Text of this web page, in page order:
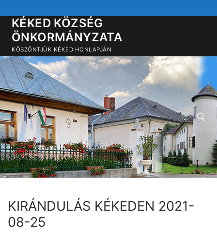
a
tartalomra
KÉKED KÖZSÉG
ÖNKORMÁNYZATA
KÖSZÖNTJÜK KÉKED HONLAPJÁN
Keresése:
KIRÁNDULÁS KÉKEDEN 2021-
08-25